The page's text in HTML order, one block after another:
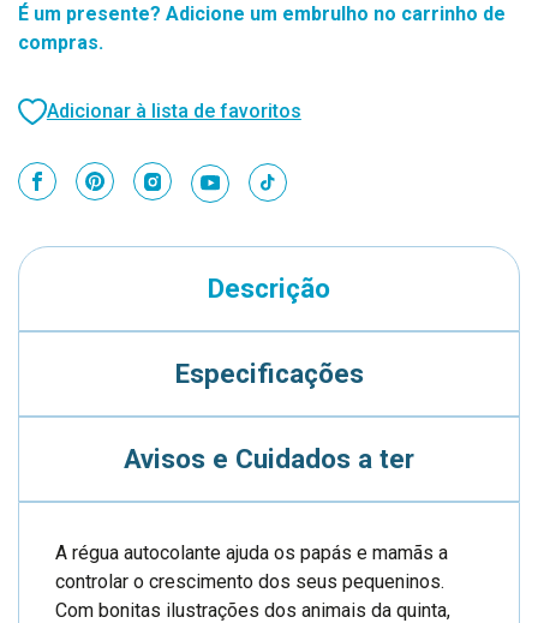
É um presente? Adicione um embrulho no carrinho de
compras.
Adicionar à lista de favoritos
Descrição
Especificações
Avisos e Cuidados a ter
A régua autocolante ajuda os papás e mamãs a
controlar o crescimento dos seus pequeninos.
Com bonitas ilustrações dos animais da quinta,